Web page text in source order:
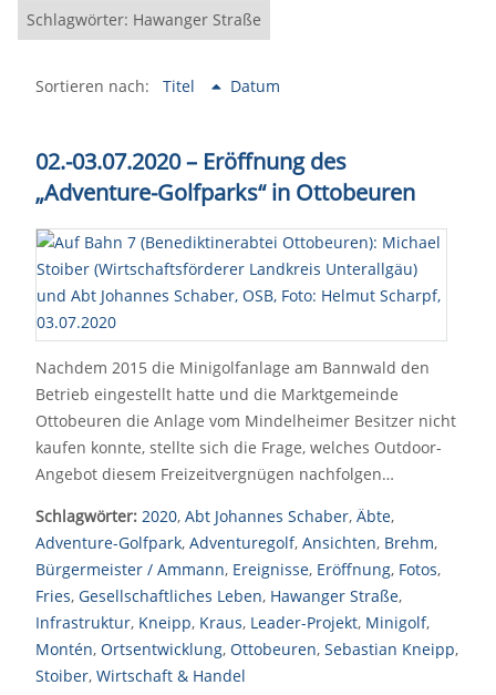
Schlagwörter: Hawanger Straße
Sortieren nach: Titel Datum
02.-03.07.2020 – Eröffnung des
„Adventure-Golfparks“ in Ottobeuren
Nachdem 2015 die Minigolfanlage am Bannwald den
Betrieb eingestellt hatte und die Marktgemeinde
Ottobeuren die Anlage vom Mindelheimer Besitzer nicht
kaufen konnte, stellte sich die Frage, welches Outdoor-
Angebot diesem Freizeitvergnügen nachfolgen…
Schlagwörter: 2020, Abt Johannes Schaber, Äbte,
Adventure-Golfpark, Adventuregolf, Ansichten, Brehm,
Bürgermeister / Ammann, Ereignisse, Eröffnung, Fotos,
Fries, Gesellschaftliches Leben, Hawanger Straße,
Infrastruktur, Kneipp, Kraus, Leader-Projekt, Minigolf,
Montén, Ortsentwicklung, Ottobeuren, Sebastian Kneipp,
Stoiber, Wirtschaft & Handel